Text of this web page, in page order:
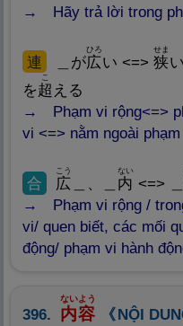
Hãy trả lời trong
連 ＿が広
ひろ
い <=> 狭
せま
を超
Nghĩa: Siêu đẳng, vượt quá,
こ
える
Phạm vi rộng<=>
vi <=> nằm ngoài
合 広
こう
＿、＿ 内
ない
<=> ＿
Phạm vi rộng /
vi/ quen biết, các mối
động/ phạm vi hành
396. 内容
ないよう
NỘI